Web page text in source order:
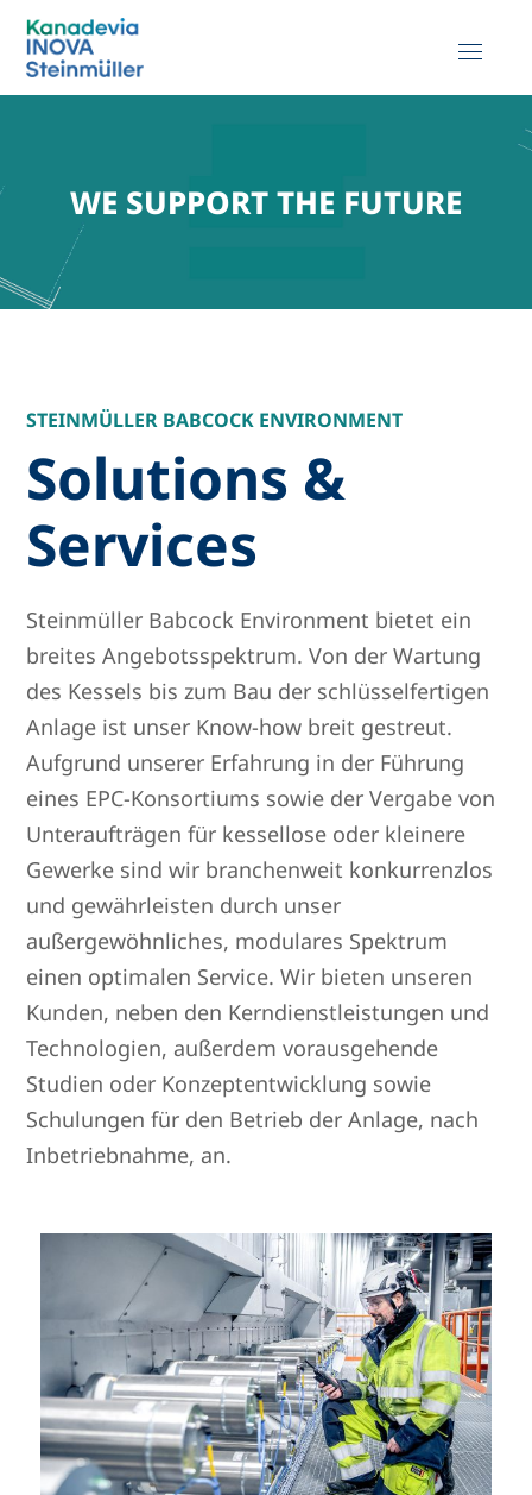
WE SUPPORT THE FUTURE
STEINMÜLLER BABCOCK ENVIRONMENT
Solutions &
Services
Steinmüller Babcock Environment bietet ein
breites Angebotsspektrum. Von der Wartung
des Kessels bis zum Bau der schlüsselfertigen
Anlage ist unser Know-how breit gestreut.
Aufgrund unserer Erfahrung in der Führung
eines EPC-Konsortiums sowie der Vergabe von
Unteraufträgen für kessellose oder kleinere
Gewerke sind wir branchenweit konkurrenzlos
und gewährleisten durch unser
außergewöhnliches, modulares Spektrum
einen optimalen Service. Wir bieten unseren
Kunden, neben den Kerndienstleistungen und
Technologien, außerdem vorausgehende
Studien oder Konzeptentwicklung sowie
Schulungen für den Betrieb der Anlage, nach
Inbetriebnahme, an.